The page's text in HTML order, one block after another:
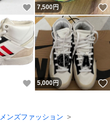
いいね！
7,500円
いいね！
5,000円
メンズファッション